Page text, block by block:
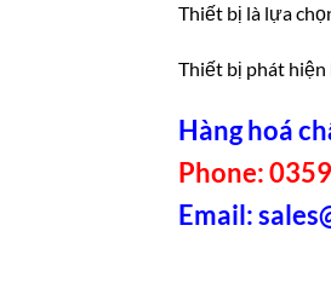
Thiết bị là lựa
Thiết bị phát hiện
Hàng hoá
Phone:
Email: